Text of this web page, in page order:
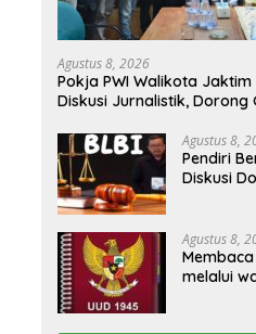
Agustus 8, 2026
Pokja PWI Walikota Jaktim
Diskusi Jurnalistik, Dorong
Agustus 8,
Pendiri
Diskusi
Agustus 8,
melalui